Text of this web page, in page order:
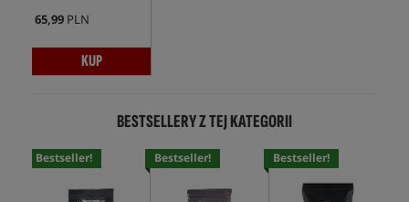
65,99 PLN
KUP
BESTSELLERY Z TEJ KATEGORII
Bestseller! Bestseller! Bestseller!